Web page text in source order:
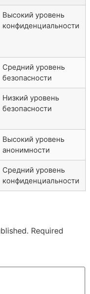
Высокий уровень
конфиденциальности
Средний уровень
безопасности
Низкий уровень
безопасности
Высокий уровень
анонимности
Средний уровень
конфиденциальности
Required